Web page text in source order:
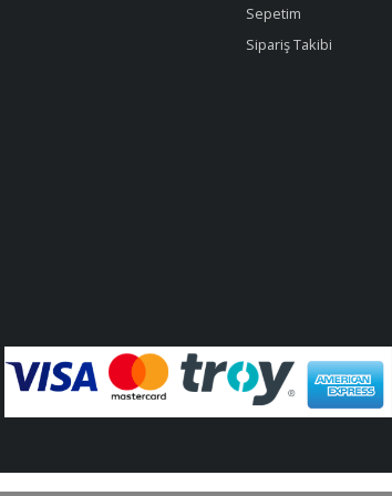
Sepetim
Sipariş Takibi